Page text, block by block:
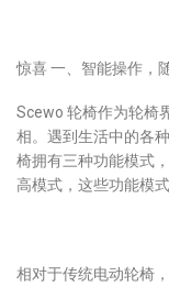
惊喜 一、智能操作，
Scewo 轮椅作为轮椅
相。遇到生活中的各
椅拥有三种功能模式
高模式，这些功能模
相对于传统电动轮椅